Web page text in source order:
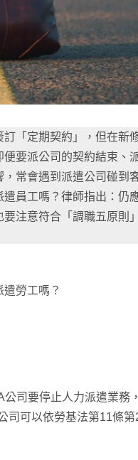
「定期契約」，但在新
要派公司的契約結束、
常會遇到派遣公司碰到
員工嗎？律師指出：仍
注意符合「調職五原則
勞工嗎？
司要停止人力派遣業務
司可以依勞基法第11條第